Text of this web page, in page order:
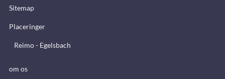
Sitemap
Placeringer
Reimo - Egelsbach
om os